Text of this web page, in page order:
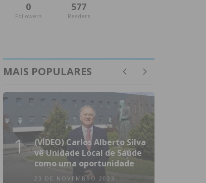
0
Followers
577
Readers
MAIS POPULARES
1
(VÍDEO) Carlos Alberto Silva
vê Unidade Local de Saúde
como uma oportunidade
23 DE NOVEMBRO 2023